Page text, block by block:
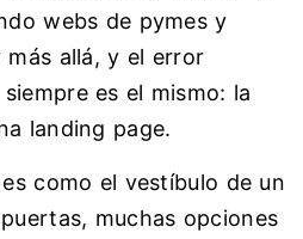
webs de pymes y
allá, y el error
es el mismo: la
landing page.
como el vestíbulo de un
muchas opciones